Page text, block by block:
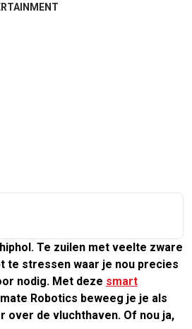
Te zuilen met veelte zware
te stressen waar je nou precies
nodig. Met deze smart
Robotics beweeg je je als
over de vluchthaven. Of nou ja,